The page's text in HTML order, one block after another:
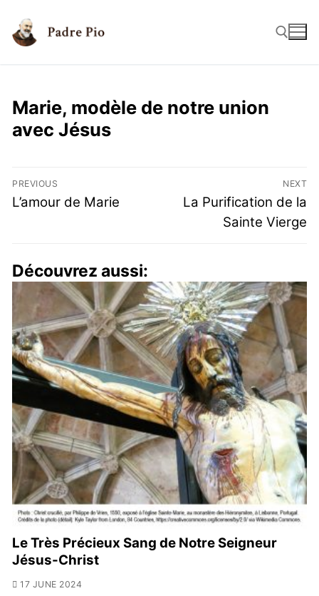
Marie, modèle de notre union
avec Jésus
PREVIOUS
L’amour de Marie
NEXT
La Purification de la
Sainte Vierge
Découvrez aussi:
Le Très Précieux Sang de Notre Seigneur
Jésus-Christ
17 JUNE 2024